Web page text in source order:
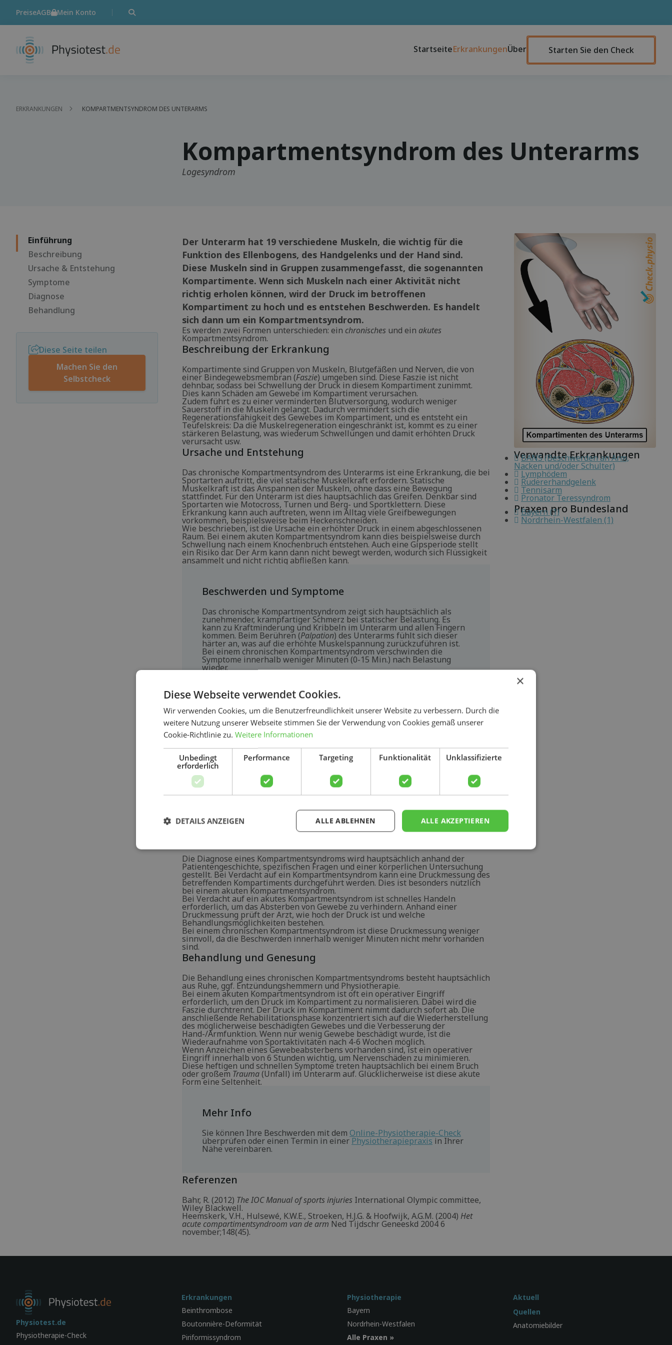
Suchen
PreiseAGB Mein Konto
StartseiteErkrankungenÜber Starten Sie den Check
ERKRANKUNGEN KOMPARTMENTSYNDROM DES UNTERARMS
Kompartmentsyndrom des Unterarms
Logesyndrom
Einführung
Beschreibung
Ursache & Entstehung
Symptome
Diagnose
Behandlung
Diese Seite teilen
Machen Sie den
Selbstcheck
Der Unterarm hat 19 verschiedene Muskeln, die wichtig für die
Funktion des Ellenbogens, des Handgelenks und der Hand sind.
Diese Muskeln sind in Gruppen zusammengefasst, die sogenannten
Kompartimente. Wenn sich Muskeln nach einer Aktivität nicht
richtig erholen können, wird der Druck im betroffenen
Kompartiment zu hoch und es entstehen Beschwerden. Es handelt
sich dann um ein Kompartmentsyndrom.
Es werden zwei Formen unterschieden: ein chronisches und ein akutes
Kompartmentsyndrom.
Beschreibung der Erkrankung
Kompartimente sind Gruppen von Muskeln, Blutgefäßen und Nerven, die von
einer Bindegewebsmembran (Faszie) umgeben sind. Diese Faszie ist nicht
dehnbar, sodass bei Schwellung der Druck in diesem Kompartiment zunimmt.
Dies kann Schäden am Gewebe im Kompartiment verursachen.
Zudem führt es zu einer verminderten Blutversorgung, wodurch weniger
Sauerstoff in die Muskeln gelangt. Dadurch vermindert sich die
Regenerationsfähigkeit des Gewebes im Kompartiment, und es entsteht ein
Teufelskreis: Da die Muskelregeneration eingeschränkt ist, kommt es zu einer
stärkeren Belastung, was wiederum Schwellungen und damit erhöhten Druck
verursacht usw.
Ursache und Entstehung
Das chronische Kompartmentsyndrom des Unterarms ist eine Erkrankung, die bei
Sportarten auftritt, die viel statische Muskelkraft erfordern. Statische
Muskelkraft ist das Anspannen der Muskeln, ohne dass eine Bewegung
stattfindet. Für den Unterarm ist dies hauptsächlich das Greifen. Denkbar sind
Sportarten wie Motocross, Turnen und Berg- und Sportklettern. Diese
Erkrankung kann auch auftreten, wenn im Alltag viele Greifbewegungen
vorkommen, beispielsweise beim Heckenschneiden.
Wie beschrieben, ist die Ursache ein erhöhter Druck in einem abgeschlossenen
Raum. Bei einem akuten Kompartmentsyndrom kann dies beispielsweise durch
Schwellung nach einem Knochenbruch entstehen. Auch eine Gipsperiode stellt
ein Risiko dar. Der Arm kann dann nicht bewegt werden, wodurch sich Flüssigkeit
ansammelt und nicht richtig abfließen kann.
Beschwerden und Symptome
Das chronische Kompartmentsyndrom zeigt sich hauptsächlich als
zunehmender, krampfartiger Schmerz bei statischer Belastung. Es
kann zu Kraftminderung und Kribbeln im Unterarm und allen Fingern
kommen. Beim Berühren (Palpation) des Unterarms fühlt sich dieser
härter an, was auf die erhöhte Muskelspannung zurückzuführen ist.
Bei einem chronischen Kompartmentsyndrom verschwinden die
Symptome innerhalb weniger Minuten (0-15 Min.) nach Belastung
wieder.
Symptome, die hiermit verbunden sind, sind:
Geschwollener Unterarm
Spürbar erhöhte Muskelspannung
Rosafarbene oder rote Haut am Unterarm
Kribbeln
Gefühlsverlust
Kraftverlust
Erhöhter Druck innerhalb eines oder mehrerer Kompartimente
Die Diagnose eines Kompartmentsyndroms wird hauptsächlich anhand der
Patientengeschichte, spezifischen Fragen und einer körperlichen Untersuchung
gestellt. Bei Verdacht auf ein Kompartmentsyndrom kann eine Druckmessung des
betreffenden Kompartiments durchgeführt werden. Dies ist besonders nützlich
bei einem akuten Kompartmentsyndrom.
Bei Verdacht auf ein akutes Kompartmentsyndrom ist schnelles Handeln
erforderlich, um das Absterben von Gewebe zu verhindern. Anhand einer
Druckmessung prüft der Arzt, wie hoch der Druck ist und welche
Behandlungsmöglichkeiten bestehen.
Bei einem chronischen Kompartmentsyndrom ist diese Druckmessung weniger
sinnvoll, da die Beschwerden innerhalb weniger Minuten nicht mehr vorhanden
sind.
Behandlung und Genesung
Die Behandlung eines chronischen Kompartmentsyndroms besteht hauptsächlich
aus Ruhe, ggf. Entzündungshemmern und Physiotherapie.
Bei einem akuten Kompartmentsyndrom ist oft ein operativer Eingriff
erforderlich, um den Druck im Kompartiment zu normalisieren. Dabei wird die
Faszie durchtrennt. Der Druck im Kompartiment nimmt dadurch sofort ab. Die
anschließende Rehabilitationsphase konzentriert sich auf die Wiederherstellung
des möglicherweise beschädigten Gewebes und die Verbesserung der
Hand-/Armfunktion. Wenn nur wenig Gewebe beschädigt wurde, ist die
Wiederaufnahme von Sportaktivitäten nach 4-6 Wochen möglich.
Wenn Anzeichen eines Gewebeabsterbens vorhanden sind, ist ein operativer
Eingriff innerhalb von 6 Stunden wichtig, um Nervenschäden zu minimieren.
Diese heftigen und schnellen Symptome treten hauptsächlich bei einem Bruch
oder großem Trauma(Unfall) im Unterarm auf. Glücklicherweise ist diese akute
Form eine Seltenheit.
Mehr Info
Sie können Ihre Beschwerden mit dem Online-Physiotherapie-Check
überprüfen oder einen Termin in einer Physiotherapiepraxis in Ihrer
Nähe vereinbaren.
Referenzen
Bahr, R. (2012) The IOC Manual of sports injuries International Olympic committee,
Wiley Blackwell.
Heemskerk, V.H., Hulsewé, K.W.E., Stroeken, H.J.G. & Hoofwijk, A.G.M. (2004) Het
acute compartimentsyndroom van de arm Ned Tijdschr Geneeskd 2004 6
november;148(45).
Verwandte Erkrankungen
BANS (Beschwerden an Arm,
Nacken und/oder Schulter)
Lymphödem
Rudererhandgelenk
Tennisarm
Pronator Teressyndrom
Praxen pro Bundesland
Bayern (1)
Nordrhein-Westfalen (1)
Physiotest.de
Physiotherapie-Check
Erkrankungen
Beinthrombose
Boutonnière-Deformität
Piriformissyndrom
Physiotherapie
Bayern
Nordrhein-Westfalen
Alle Praxen »
Aktuell
Quellen
Anatomiebilder
×
Diese Webseite verwendet Cookies.
Wir verwenden Cookies, um die Benutzerfreundlichkeit unserer Website zu verbessern. Durch die
weitere Nutzung unserer Webseite stimmen Sie der Verwendung von Cookies gemäß unserer
Cookie-Richtlinie zu. Weitere Informationen
Unbedingt
erforderlich
Performance Targeting Funktionalität Unklassifizierte
ALLE AKZEPTIEREN
ALLE ABLEHNEN
DETAILS ANZEIGEN